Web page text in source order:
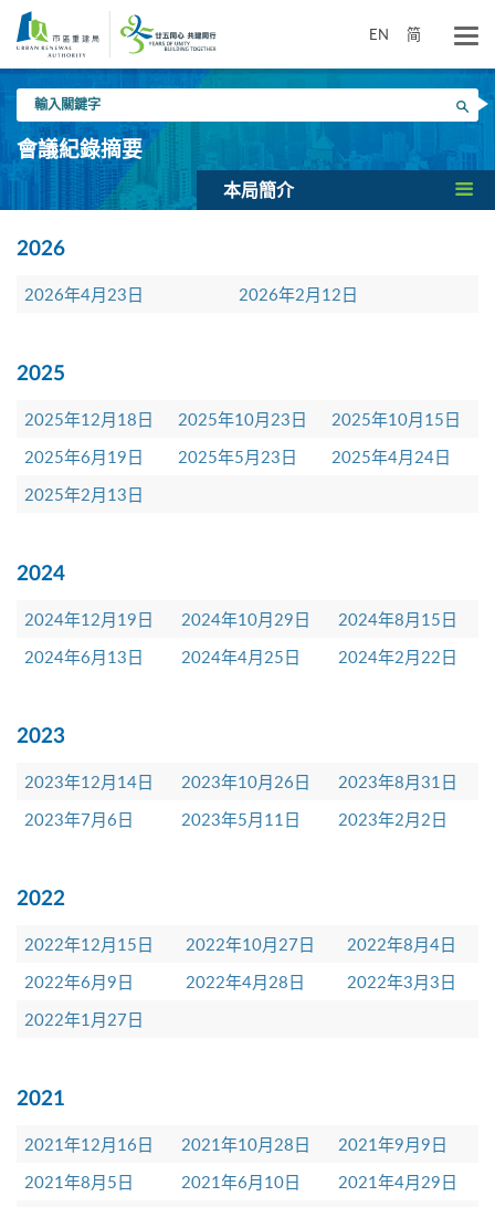
要
EN 简
入
關
鍵
搜尋
會議紀錄摘要
本局簡介
2026
2026年4月23日 2026年2月12日
2025
2025年12月18日 2025年10月23日
2025年10月15日
2025年6月19日
2025年5月23日
2025年4月24日
2025年2月13日
2024
2024年12月19日 2024年10月29日
2024年8月15日
2024年6月13日
2024年4月25日 2024年2月22日
2023
2023年12月14日 2023年10月26日
2023年8月31日
2023年7月6日
2023年5月11日 2023年2月2日
2022
2022年12月15日 2022年10月27日
2022年8月4日
2022年6月9日
2022年4月28日
2022年3月3日
2022年1月27日
2021
2021年12月16日 2021年10月28日
2021年9月9日
2021年8月5日
2021年6月10日
2021年4月29日